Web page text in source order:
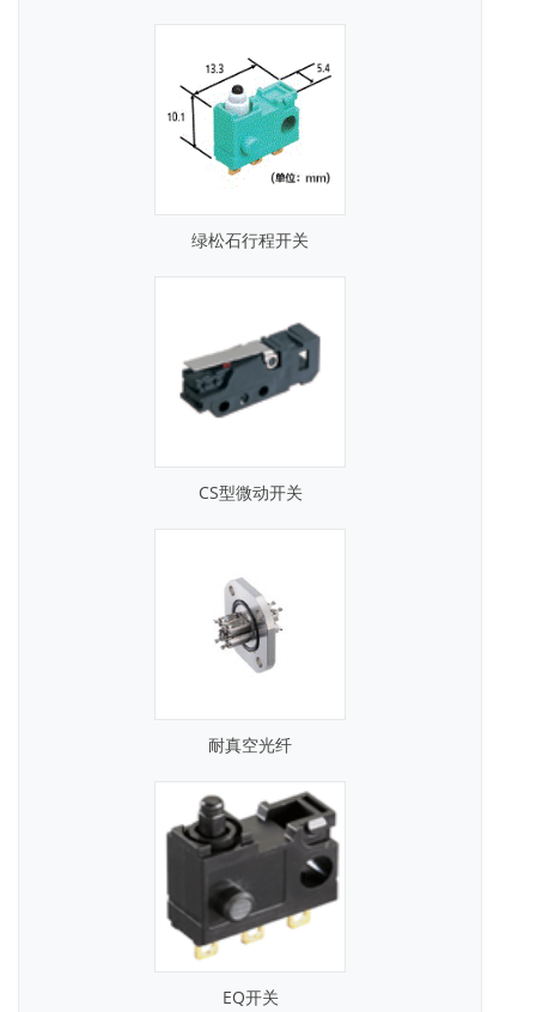
绿松石行程开关
CS型微动开关
耐真空光纤
EQ开关